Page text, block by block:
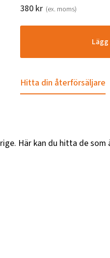
380 kr (ex. moms)
Hitta din återförsäljare
Här kan du hitta de som